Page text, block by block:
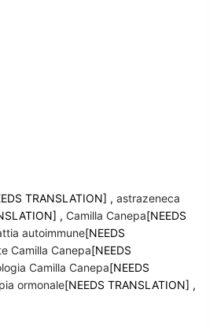
TRANSLATION] , astrazeneca
, Camilla Canepa[NEEDS
autoimmune[NEEDS
Camilla Canepa[NEEDS
Camilla Canepa[NEEDS
ormonale[NEEDS TRANSLATION] ,